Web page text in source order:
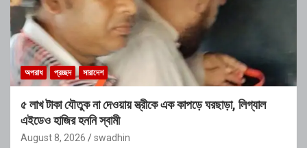
অপরাধ প্রচ্ছদ সারাদেশ
৫ লাখ টাকা যৌতুক না দেওয়ায় স্ত্রীকে এক কাপড়ে ঘরছাড়া, লিগ্যাল
এইডেও হাজির হননি স্বামী
August 8, 2026 swadhin